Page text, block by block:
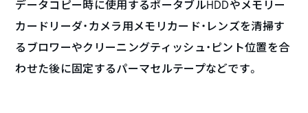
データコピー時に使用するポータブルHDDやメモリー
カードリーダ・カメラ用メモリカード・レンズを清掃す
るブロワーやクリーニングティッシュ・ピント位置を合
わせた後に固定するパーマセルテープなどです。